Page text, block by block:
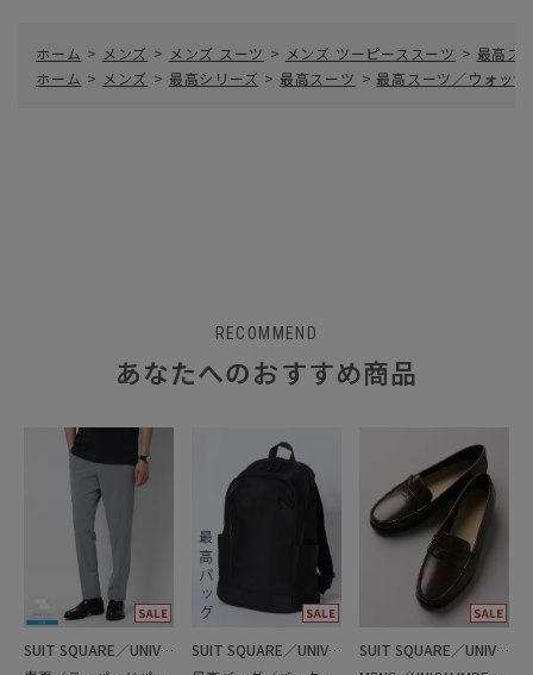
ホーム > メンズ > メンズ スーツ > メンズ ツーピーススーツ > 最高ス
ホーム > メンズ > 最高シリーズ > 最高スーツ > 最高スーツ／ウォッ
RECOMMEND
あなたへのおすすめ商品
SUIT SQUARE／UNIVERSAL LANGUAGE
SUIT SQUARE／UNIVERSAL LANGUAGE
SUIT SQUARE／UNIVERSAL LANGUAGE